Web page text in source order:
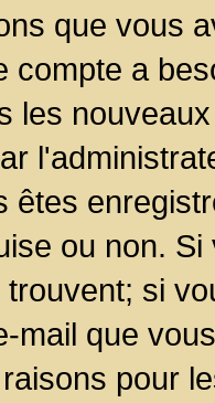
que vous
compte a
les
êtes
ou non.
si
mail que
pour